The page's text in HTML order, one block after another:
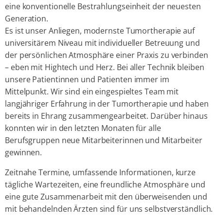
eine konventionelle Bestrahlungseinheit der neuesten
Generation.
Es ist unser Anliegen, modernste Tumortherapie auf
universitärem Niveau mit individueller Betreuung und
der persönlichen Atmosphäre einer Praxis zu verbinden
– eben mit Hightech und Herz. Bei aller Technik bleiben
unsere Patientinnen und Patienten immer im
Mittelpunkt. Wir sind ein eingespieltes Team mit
langjähriger Erfahrung in der Tumortherapie und haben
bereits in Ehrang zusammengearbeitet. Darüber hinaus
konnten wir in den letzten Monaten für alle
Berufsgruppen neue Mitarbeiterinnen und Mitarbeiter
gewinnen.
Zeitnahe Termine, umfassende Informationen, kurze
tägliche Wartezeiten, eine freundliche Atmosphäre und
eine gute Zusammenarbeit mit den überweisenden und
mit behandelnden Ärzten sind für uns selbstverständlich.